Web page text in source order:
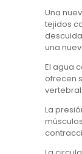
Una
tejidos
una
El agua
ofrecen
vertebral.
La